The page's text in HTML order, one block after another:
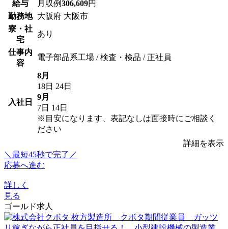
給与 月収例306,609円
勤務地 大阪府 大阪市
寮・社
宅
あり
仕事内
容
電子部品系工場 / 検査・検品 / 正社員
入社日
8月
18日 24日
9月
7日 14日
※目安になります、表記なしは面接時にご相談く
ださい
詳細を表示
＼最短45秒で完了／
応募へ進む
詳しく
見る
ゴールド求人